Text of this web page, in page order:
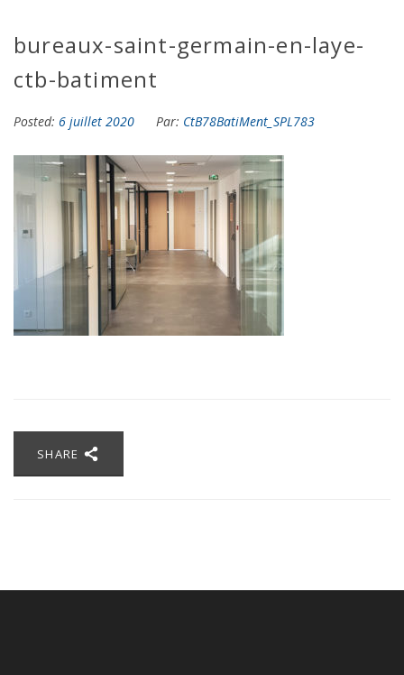
bureaux-saint-germain-en-laye-
ctb-batiment
Posted: 6 juillet 2020 Par: CtB78BatiMent_SPL783
SHARE